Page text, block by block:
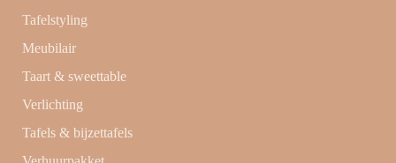
Tafelstyling
Meubilair
Taart & sweettable
Verlichting
Tafels & bijzettafels